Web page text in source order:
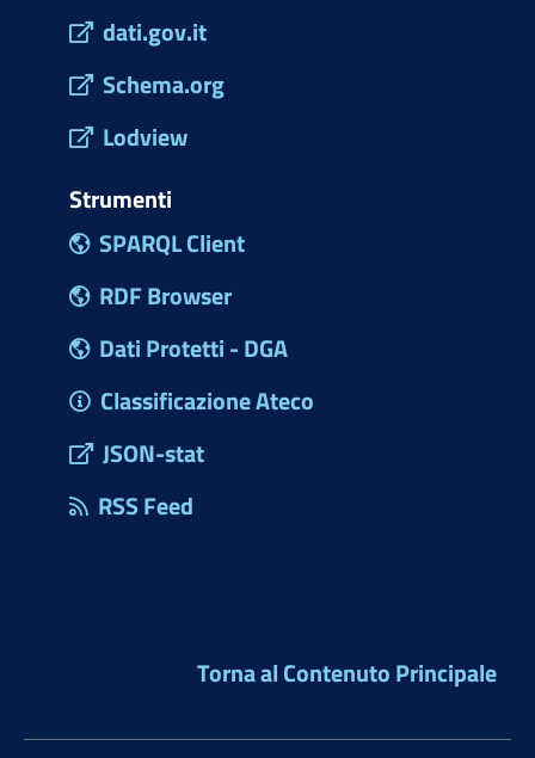
dati.gov.it
Schema.org
Lodview
Strumenti
SPARQL Client
RDF Browser
Dati Protetti - DGA
Classificazione Ateco
JSON-stat
RSS Feed
Torna al Contenuto Principale